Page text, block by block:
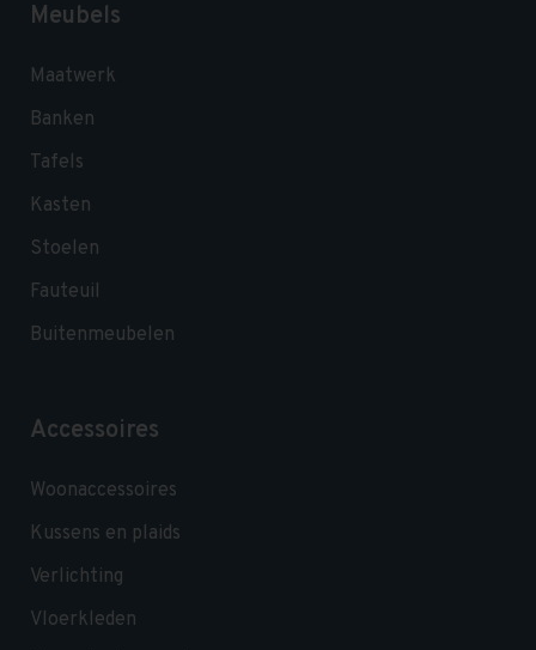
Meubels
Maatwerk
Banken
Tafels
Kasten
Stoelen
Fauteuil
Buitenmeubelen
Accessoires
Woonaccessoires
Kussens en plaids
Verlichting
Vloerkleden